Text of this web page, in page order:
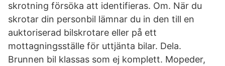
skrotning försöka att identifieras. Om. När du
skrotar din personbil lämnar du in den till en
auktoriserad bilskrotare eller på ett
mottagningsställe för uttjänta bilar. Dela.
Brunnen bil klassas som ej komplett. Mopeder,